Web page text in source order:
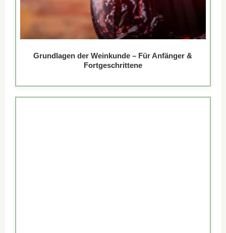
Grundlagen der Weinkunde – Für Anfänger &
Fortgeschrittene